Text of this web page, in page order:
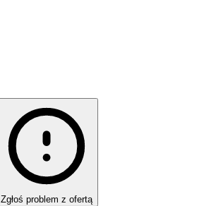
Zgłoś problem z ofertą